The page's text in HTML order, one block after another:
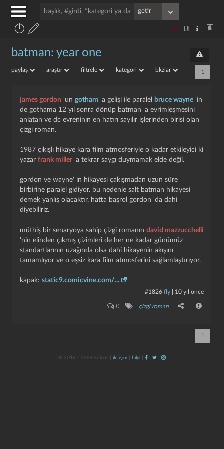
batman: year one
paylaş araştır filtrele kategori bkzlar 1
james gordon 'un gotham' a gelişi ile paralel bruce wayne 'in
de gothama 12 yıl sonra dönüp batman' a evrimleşmesini
anlatan ve dc evreninin en hatırı sayılır işlerinden birisi olan
çizgi roman.
1987 çıkışlı hikaye kara film atmosferiyle o kadar etkileyici ki
yazar frank miller 'a tekrar saygı duymamak elde değil.
gordon ve wayne' in hikayesi çakışmadan uzun süre
birbirine paralel gidiyor. bu nedenle salt batman hikayesi
demek yanlış olacaktır. hatta başrol gordon 'da dahi
diyebiliriz.
müthiş bir senaryoya sahip çizgi romanın david mazzucchelli
'nin elinden çıkmış çizimleri de her ne kadar günümüz
standartlarının uzağında olsa dahi hikayenin akışını
tamamlıyor ve o eşsiz kara film atmosferini sağlamlaştırıyor.
kapak: static9.comicvine.com/...
#1826 fly 10 yıl önce
0 çizgi roman
1
© 2016 - 2024 kulzos | iletişim| bilgi| | |